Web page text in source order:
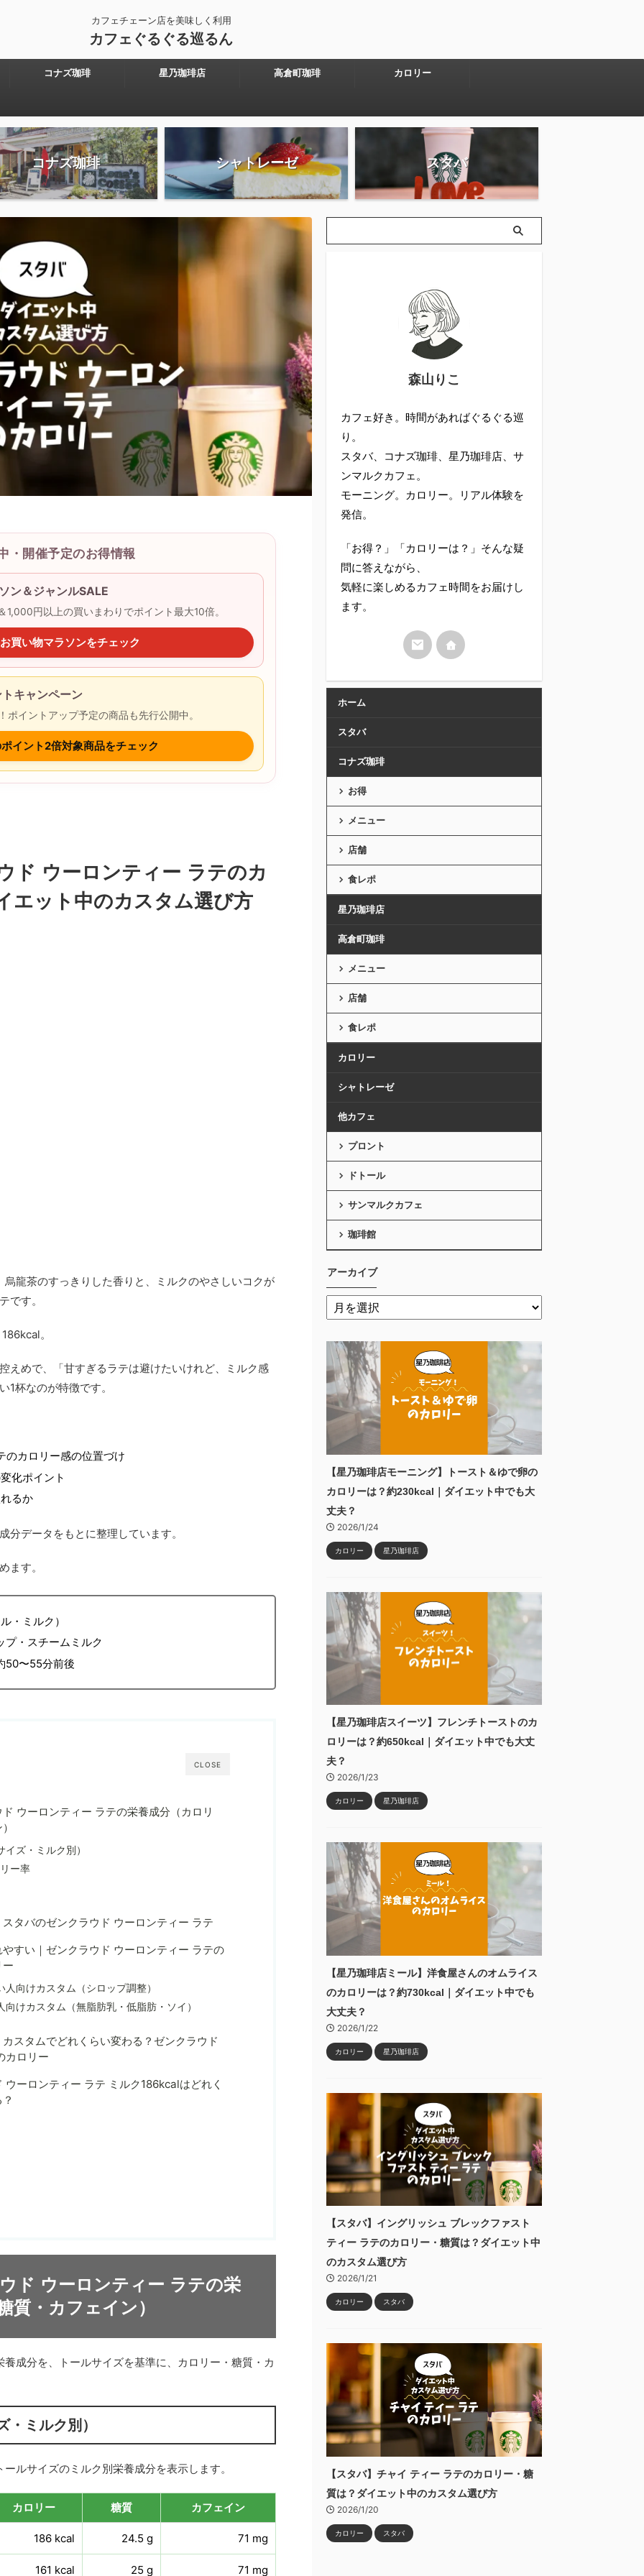
カフェチェーン店を美味しく利用
カフェぐるぐる巡るん
コナズ珈琲 星乃珈琲店 高倉町珈琲 カロリー
コナズ珈琲 シャトレーゼ スタバ
・開催予定のお得情報
ン＆ジャンルSALE
円以上の買いまわりでポイント最大10倍。
買い物マラソンをチェック
キャンペーン
イントアップ予定の商品も先行公開中。
イント2倍対象商品をチェック
ド ウーロンティー ラテのカ
エット中のカスタム選び方
龍茶のすっきりした香りと、ミルクのやさしいコクが
です。
。
えめで、「甘すぎるラテは避けたいけれど、ミルク感
1杯なのが特徴です。
のカロリー感の位置づけ
化ポイント
るか
分データをもとに整理しています。
ます。
・ミルク）
プ・スチームミルク
50〜55分前後
CLOSE
ド ウーロンティー ラテの栄養成分（カロリ
ズ・ミルク別）
ー率
タバのゼンクラウド ウーロンティー ラテ
すい｜ゼンクラウド ウーロンティー ラテの
ー
向けカスタム（シロップ調整）
向けカスタム（無脂肪乳・低脂肪・ソイ）
カスタムでどれくらい変わる？ゼンクラウド
カロリー
ウーロンティー ラテ ミルク186kcalはどれく
ド ウーロンティー ラテの栄
質・カフェイン）
成分を、トールサイズを基準に、カロリー・糖質・カ
・ミルク別）
ルサイズのミルク別栄養成分を表示します。
カロリー 糖質 カフェイン
186 kcal 24.5 g 71 mg
161 kcal 25 g 71 mg
森山りこ
カフェ好き。時間があればぐるぐる巡
り。
スタバ、コナズ珈琲、星乃珈琲店、サ
ンマルクカフェ。
モーニング。カロリー。リアル体験を
発信。
「お得？」「カロリーは？」そんな疑
問に答えながら、
気軽に楽しめるカフェ時間をお届けし
ます。
ホーム
スタバ
コナズ珈琲
お得
メニュー
店舗
食レポ
星乃珈琲店
高倉町珈琲
メニュー
店舗
食レポ
カロリー
シャトレーゼ
他カフェ
プロント
ドトール
サンマルクカフェ
珈琲館
アーカイブ
【星乃珈琲店モーニング】トースト＆ゆで卵の
カロリーは？約230kcal｜ダイエット中でも大
丈夫？
2026/1/24
カロリー 星乃珈琲店
【星乃珈琲店スイーツ】フレンチトーストのカ
ロリーは？約650kcal｜ダイエット中でも大丈
夫？
2026/1/23
カロリー 星乃珈琲店
【星乃珈琲店ミール】洋食屋さんのオムライス
のカロリーは？約730kcal｜ダイエット中でも
大丈夫？
2026/1/22
カロリー 星乃珈琲店
【スタバ】イングリッシュ ブレックファスト
ティー ラテのカロリー・糖質は？ダイエット中
のカスタム選び方
2026/1/21
カロリー スタバ
【スタバ】チャイ ティー ラテのカロリー・糖
質は？ダイエット中のカスタム選び方
2026/1/20
カロリー スタバ